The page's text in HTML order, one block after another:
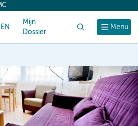
Menu
EN
Mijn
Dossier